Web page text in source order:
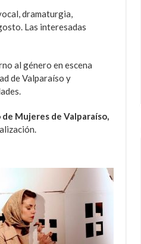
dramaturgia,
Las interesadas
al género en escena
de Valparaíso y
Mujeres de Valparaíso,